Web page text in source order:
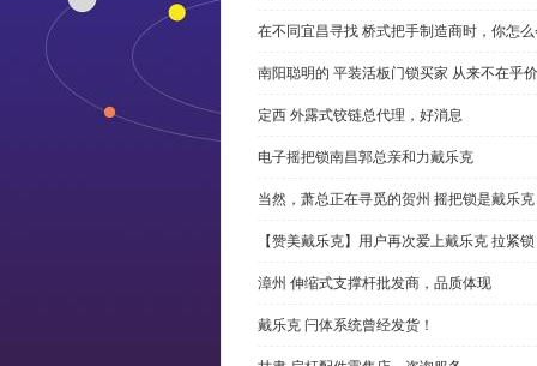
在不同宜昌寻找 桥式把手制造商时，你怎
南阳聪明的 平装活板门锁买家 从来不在乎
定西 外露式铰链总代理，好消息
电子摇把锁南昌郭总亲和力戴乐克
当然，萧总正在寻觅的贺州 摇把锁是戴乐克
【赞美戴乐克】用户再次爱上戴乐克 拉紧锁
漳州 伸缩式支撑杆批发商，品质体现
戴乐克 闩体系统曾经发货！